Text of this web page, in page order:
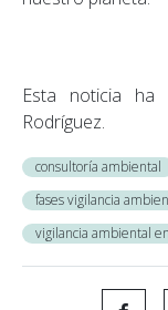
Esta noticia ha
Rodríguez.
consultoría ambiental
fases vigilancia
vigilancia ambiental